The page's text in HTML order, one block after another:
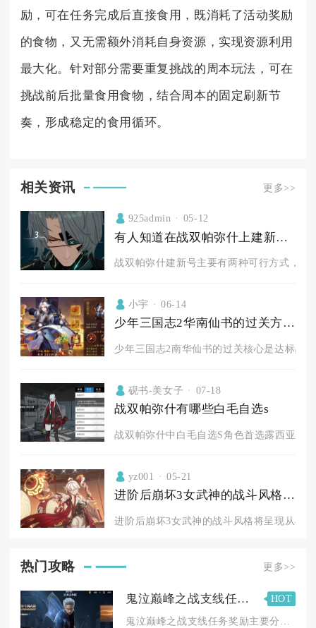
励，可在任务完成后直接食用，既消耗了活动奖励
的食物，又无需额外消耗自身资源，实现资源利用
最大化。针对部分需要重复挑战的周本玩法，可在
挑战前后批量食用食物，结合周本的固定刷新节
奏，形成稳定的食用循环。
相关资讯 更多>>
925admin 05-12
有人知道在战双帕弥什上建新号的方法吗
战双帕弥什建新号主要有两种可行方式，分
小宇 06-14
少年三国志2华南仙书的过关方法有哪些
少年三国志2南华仙书的过关核心是达标战
砚书-美女子 07-18
战双帕弥什有哪些白毛自选s
战双帕弥什中白毛自选S角色首选露西亚·深
yz001 05-21
进阶后崩坏3女武神的战斗风格是否会有所改变
进阶后崩坏3女武神的战斗风格将呈现从机
热门攻略 更多>>
鬼泣巅峰之战支线任务的奖励有哪些种类
HOT